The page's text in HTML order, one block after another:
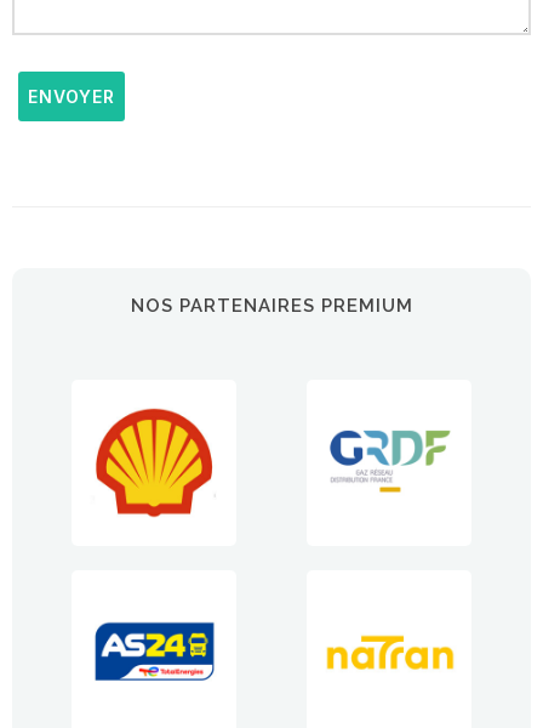
ENVOYER
NOS PARTENAIRES PREMIUM